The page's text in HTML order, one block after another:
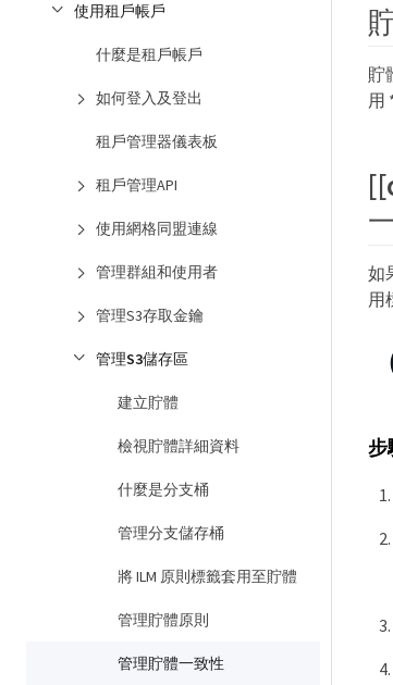
使用租戶帳戶
什麼是租戶帳戶
如何登入及登出
租戶管理器儀表板
租戶管理API
使用網格同盟連線
管理群組和使用者
管理S3存取金鑰
管理S3儲存區
建立貯體
檢視貯體詳細資料
什麼是分支桶
管理分支儲存桶
將 ILM 原則標籤套用至貯體
管理貯體原則
管理貯體一致性
貯
用
如
用
步